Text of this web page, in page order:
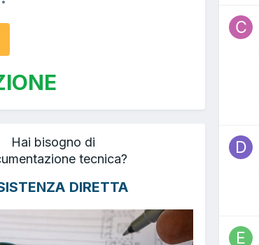
Hai bisogno di
tecnica?
DIRETTA